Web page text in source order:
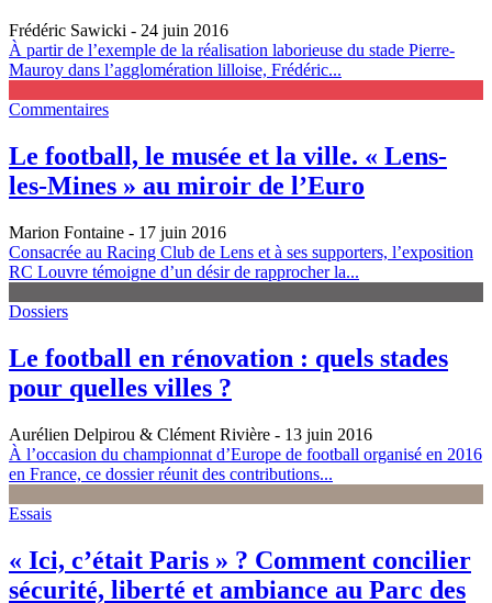
Frédéric Sawicki - 24 juin 2016
À partir de l’exemple de la réalisation laborieuse du stade Pierre-
Mauroy dans l’agglomération lilloise, Frédéric...
Commentaires
Le football, le musée et la ville. « Lens-
les-Mines » au miroir de l’Euro
Marion Fontaine - 17 juin 2016
Consacrée au Racing Club de Lens et à ses supporters, l’exposition
RC Louvre témoigne d’un désir de rapprocher la...
Dossiers
Le football en rénovation : quels stades
pour quelles villes ?
Aurélien Delpirou & Clément Rivière - 13 juin 2016
À l’occasion du championnat d’Europe de football organisé en 2016
en France, ce dossier réunit des contributions...
Essais
« Ici, c’était Paris » ? Comment concilier
sécurité, liberté et ambiance au Parc des